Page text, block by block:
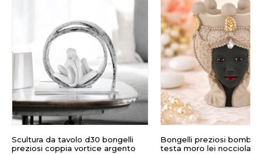
Scultura da tavolo d30 bongelli
preziosi coppia vortice argento
Bongelli preziosi
testa moro lei nocciola